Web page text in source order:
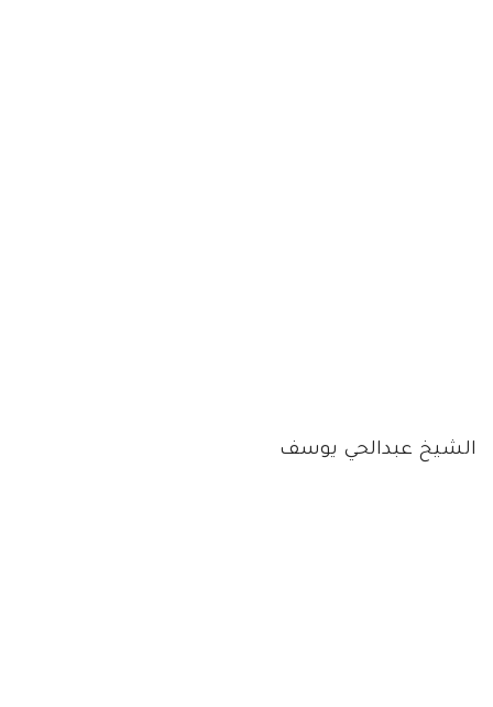
الشيخ عبدالحي يوسف